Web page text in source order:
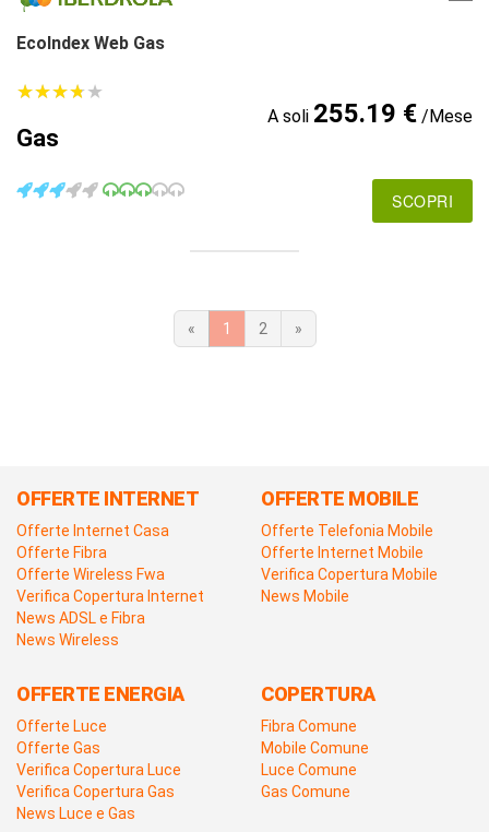
EcoIndex Web Gas
★★★★★
★★★★★
Gas
A soli 255.19 €/Mese
SCOPRI
« 1 2 »
OFFERTE INTERNET
Offerte Internet Casa
Offerte Fibra
Offerte Wireless Fwa
Verifica Copertura Internet
News ADSL e Fibra
News Wireless
OFFERTE MOBILE
Offerte Telefonia Mobile
Offerte Internet Mobile
Verifica Copertura Mobile
News Mobile
OFFERTE ENERGIA
Offerte Luce
Offerte Gas
Verifica Copertura Luce
Verifica Copertura Gas
News Luce e Gas
COPERTURA
Fibra Comune
Mobile Comune
Luce Comune
Gas Comune